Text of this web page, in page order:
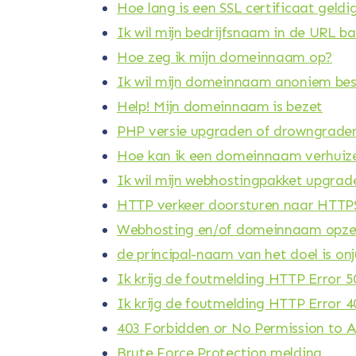
Hoe lang is een SSL certificaat
Ik wil mijn bedrijfsnaam in de URL
Hoe zeg ik mijn domeinnaam op?
Ik wil mijn domeinnaam anoniem
Help! Mijn domeinnaam is bezet
PHP versie upgraden of
Hoe kan ik een domeinnaam
Ik wil mijn webhostingpakket
HTTP verkeer doorsturen naar
Webhosting en/of domeinnaam
de principal-naam van het doel is
Ik krijg de foutmelding HTTP Error
Ik krijg de foutmelding HTTP Error
403 Forbidden or No Permission to